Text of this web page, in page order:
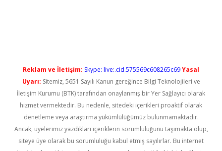
Reklam ve İletişim: Skype: live:.cid.575569c608265c69Yasal
Uyarı: Sitemiz, 5651 Sayılı Kanun gereğince Bilgi Teknolojileri ve
İletişim Kurumu (BTK) tarafından onaylanmış bir Yer Sağlayıcı olarak
hizmet vermektedir. Bu nedenle, sitedeki içerikleri proaktif olarak
denetleme veya araştırma yükümlülüğümüz bulunmamaktadır.
Ancak, üyelerimiz yazdıkları içeriklerin sorumluluğunu taşımakta olup,
siteye üye olarak bu sorumluluğu kabul etmiş sayılırlar. Bu internet